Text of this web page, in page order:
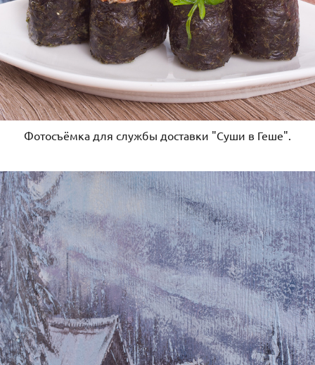
Фотосъёмка для службы доставки "Суши в Геше".